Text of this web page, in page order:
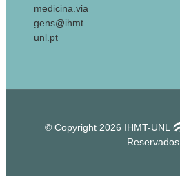
medicina.via
gens@ihmt.
unl.pt
© Copyright 2026 IHMT-UNL
Reservados.